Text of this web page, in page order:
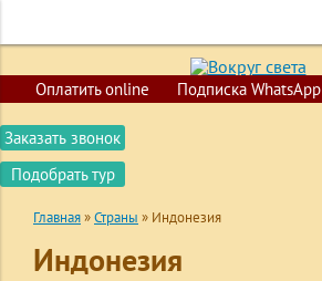
Оплатить online Подписка WhatsApp
Заказать звонок
Подобрать тур
ГЛАВНАЯ
ПОИСК ТУРОВ
Главная»Страны » Индонезия
Индонезия